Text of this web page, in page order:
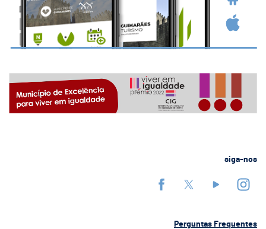
siga-nos
Perguntas Frequentes